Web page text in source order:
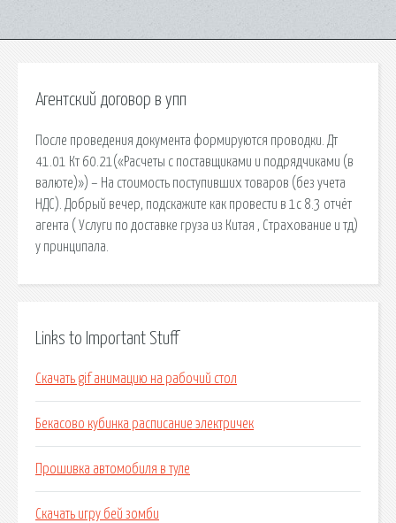
Агентский договор в упп
После проведения документа формируются проводки. Дт
41.01 Кт 60.21(«Расчеты с поставщиками и подрядчиками (в
валюте)») – На стоимость поступивших товаров (без учета
НДС). Добрый вечер, подскажите как провести в 1с 8.3 отчёт
агента ( Услуги по доставке груза из Китая , Страхование и тд)
у принципала.
Links to Important Stuff
Скачать gif анимацию на рабочий стол
Бекасово кубинка расписание электричек
Прошивка автомобиля в туле
Скачать игру бей зомби